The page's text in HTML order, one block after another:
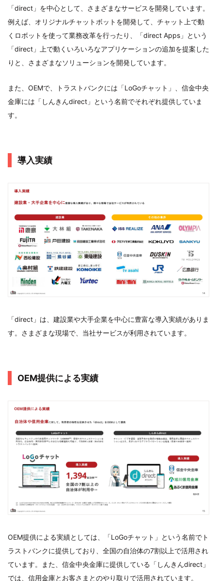
「direct」を中心として、さまざまなサービスを開発しています。
例えば、オリジナルチャットボットを開発して、チャット上で動
くロボットを使って業務改革を行ったり、「direct Apps」という
「direct」上で動くいろいろなアプリケーションの追加を提案した
りと、さまざまなソリューションを開発しています。
また、OEMで、トラストバンクには「LoGoチャット」、信金中央
金庫には「しんきんdirect」という名前でそれぞれ提供していま
す。
導入実績
「direct」は、建設業や大手企業を中心に豊富な導入実績がありま
す。さまざまな現場で、当社サービスが利用されています。
OEM提供による実績
OEM提供による実績としては、「LoGoチャット」という名前でト
ラストバンクに提供しており、全国の自治体の7割以上で活用され
ています。また、信金中央金庫に提供している「しんきんdirect」
では、信用金庫とお客さまとのやり取りで活用されています。